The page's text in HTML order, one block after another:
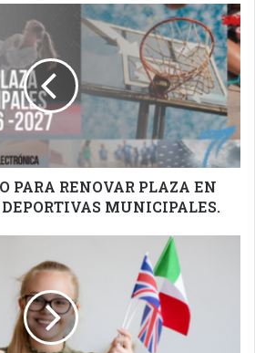
PARA RENOVAR PLAZA EN
MUNICIPALES.